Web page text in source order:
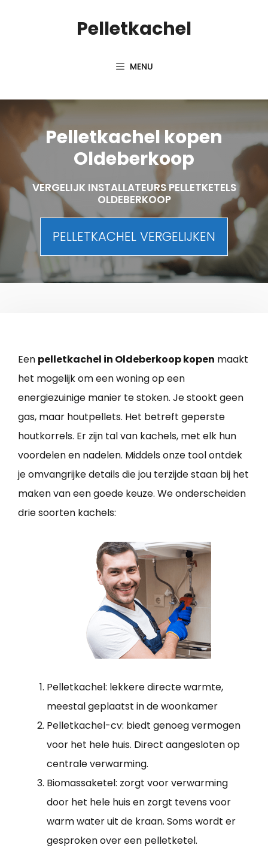
Pelletkachel
MENU
Pelletkachel kopen
Oldeberkoop
VERGELIJK INSTALLATEURS PELLETKETELS
OLDEBERKOOP
PELLETKACHEL VERGELIJKEN
Een pelletkachel in Oldeberkoop kopen maakt
het mogelijk om een woning op een
energiezuinige manier te stoken. Je stookt geen
gas, maar houtpellets. Het betreft geperste
houtkorrels. Er zijn tal van kachels, met elk hun
voordelen en nadelen. Middels onze tool ontdek
je omvangrijke details die jou terzijde staan bij het
maken van een goede keuze. We onderscheiden
drie soorten kachels:
Pelletkachel: lekkere directe warmte,
meestal geplaatst in de woonkamer
Pelletkachel-cv: biedt genoeg vermogen
voor het hele huis. Direct aangesloten op
centrale verwarming.
Biomassaketel: zorgt voor verwarming
door het hele huis en zorgt tevens voor
warm water uit de kraan. Soms wordt er
gesproken over een pelletketel.